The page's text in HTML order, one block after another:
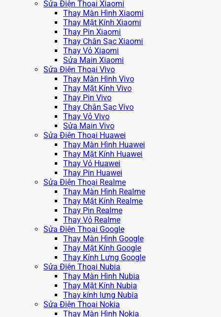
Sửa Điện Thoại Xiaomi
Thay Màn Hình Xiaomi
Thay Mặt Kính Xiaomi
Thay Pin Xiaomi
Thay Chân Sạc Xiaomi
Thay Vỏ Xiaomi
Sửa Main Xiaomi
Sửa Điện Thoại Vivo
Thay Màn Hình Vivo
Thay Mặt Kính Vivo
Thay Pin Vivo
Thay Chân Sạc Vivo
Thay Vỏ Vivo
Sửa Main Vivo
Sửa Điện Thoại Huawei
Thay Màn Hình Huawei
Thay Mặt Kính Huawei
Thay Vỏ Huawei
Thay Pin Huawei
Sửa Điện Thoại Realme
Thay Màn Hình Realme
Thay Mặt Kính Realme
Thay Pin Realme
Thay Vỏ Realme
Sửa Điện Thoại Google
Thay Màn Hình Google
Thay Mặt Kính Google
Thay Kính Lưng Google
Sửa Điện Thoại Nubia
Thay Màn Hình Nubia
Thay Mặt Kính Nubia
Thay kính lưng Nubia
Sửa Điện Thoại Nokia
Thay Màn Hình Nokia